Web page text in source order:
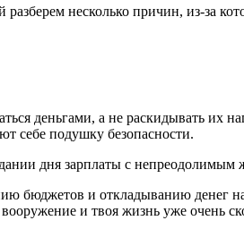
несколько причин, из-за
деньгами, а не раскидывать их
себе подушку безопасности.
дня зарплаты с непреодолимым
бюджетов и откладыванию денег
и твоя жизнь уже очень